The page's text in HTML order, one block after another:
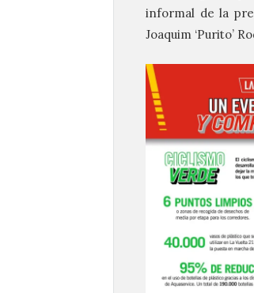
informal de la
Joaquim ‘Purito’